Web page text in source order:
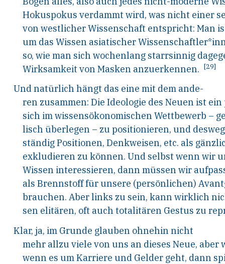
Hokuspokus verdammt wird, was nicht einer
von westlicher Wissenschaft entspricht: Man
um das Wissen asiatischer
so, wie man sich wochenlang starrsinnig
Wirksamkeit von Masken anzuerkennen. [29]
Und natürlich hängt das eine mit dem ande-
ren zusammen: Die Ideologie des Neuen ist
sich im wissensökonomischen Wettbewerb –
lisch überlegen – zu positionieren, und
ständig Positionen, Denkweisen, etc. als
exkludieren zu können. Und selbst wenn wir
Wissen interessieren, dann müssen wir
als Brennstoff für unsere (persönlichen)
brauchen. Aber links zu sein, kann wirklich
sen elitären, oft auch totalitären Gestus zu
Klar, ja, im Grunde glauben ohnehin nicht
mehr allzu viele von uns an dieses Neue, aber
wenn es um Karriere und Gelder geht, dann